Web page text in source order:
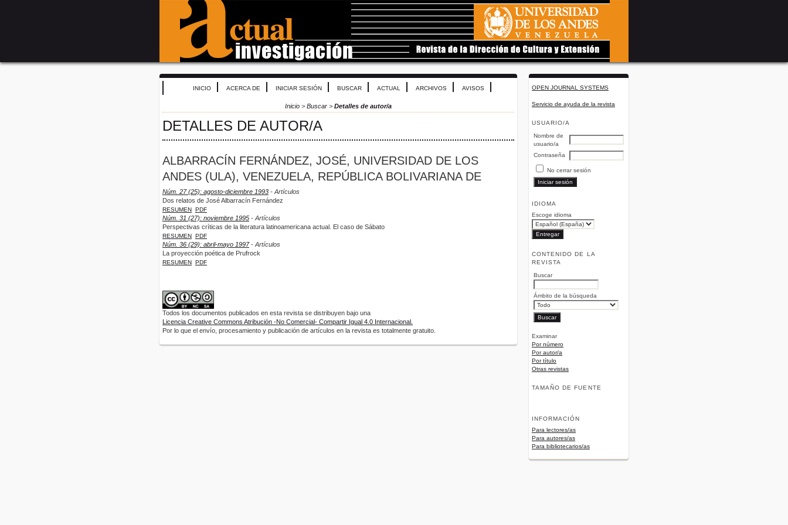
OPEN JOURNAL SYSTEMS
Servicio de ayuda de la revista
USUARIO/A
Nombre de
usuario/a
Contraseña
No cerrar sesión
IDIOMA
Escoge idioma
CONTENIDO DE LA
REVISTA
Buscar
Ámbito de la búsqueda
Examinar
Por número
Por autor/a
Por título
Otras revistas
TAMAÑO DE FUENTE
INFORMACIÓN
Para lectores/as
Para autores/as
Para bibliotecarios/as
INICIO ACERCA DE INICIAR SESIÓN BUSCAR ACTUAL ARCHIVOS AVISOS
Inicio > Buscar > Detalles de autor/a
DETALLES DE AUTOR/A
ALBARRACÍN FERNÁNDEZ, JOSÉ, UNIVERSIDAD DE LOS
ANDES (ULA), VENEZUELA, REPÚBLICA BOLIVARIANA DE
Núm. 27 (25): agosto-diciembre 1993 - Artículos
Dos relatos de José Albarracín Fernández
RESUMEN PDF
Núm. 31 (27): noviembre 1995 - Artículos
Perspectivas críticas de la literatura latinoamericana actual. El caso de Sábato
RESUMEN PDF
Núm. 36 (29): abril-mayo 1997- Artículos
La proyección poética de Prufrock
RESUMEN PDF
Todos los documentos publicados en esta revista se distribuyen bajo una
Licencia Creative Commons Atribución -No Comercial- Compartir Igual 4.0 Internacional.
Por lo que el envío, procesamiento y publicación de artículos en la revista es totalmente gratuito.